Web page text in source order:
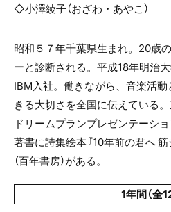
◇小澤綾子（おざわ・あやこ）
昭和５７年千葉県生まれ。 20歳
ーと診断される。平成18年明治
IBM入社。働きながら、音楽活動
きる大切さを全国に伝えている
ドリームプランプレゼンテーシ
著書に詩集絵本『10年前の君へ 筋
（百年書房）がある。
1年間（全